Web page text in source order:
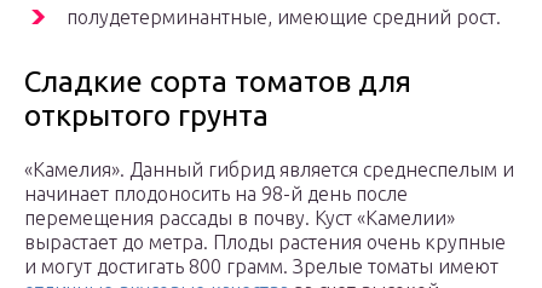
полудетерминантные, имеющие средний рост.
Сладкие сорта томатов для
открытого грунта
«Камелия». Данный гибрид является среднеспелым и
начинает плодоносить на 98-й день после
перемещения рассады в почву. Куст «Камелии»
вырастает до метра. Плоды растения очень крупные
и могут достигать 800 грамм. Зрелые томаты имеют